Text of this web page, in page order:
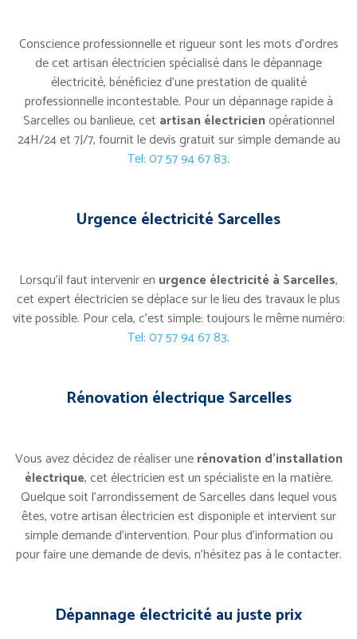
Conscience professionnelle et rigueur sont les mots d’ordres
de cet artisan électricien spécialisé dans le dépannage
électricité, bénéficiez d’une prestation de qualité
professionnelle incontestable. Pour un dépannage rapide à
Sarcelles ou banlieue, cet artisan électricienopérationnel
24H/24 et 7J/7, fournit le devis gratuit sur simple demande au
Tel: 07 57 94 67 83.
Urgence électricité Sarcelles
Lorsqu’il faut intervenir en urgence électricité à Sarcelles,
cet expert électricien se déplace sur le lieu des travaux le plus
vite possible. Pour cela, c’est simple: toujours le même numéro:
Tel: 07 57 94 67 83.
Rénovation électrique Sarcelles
Vous avez décidez de réaliser unerénovation d’installation
électrique, cet électricien est un spécialiste en la matière.
Quelque soit l’arrondissement de Sarcelles dans lequel vous
êtes, votre artisan électricien est disponiple et intervient sur
simple demande d’intervention. Pour plus d’information ou
pour faire une demande de devis, n’hésitez pas à le contacter.
Dépannage électricité au juste prix